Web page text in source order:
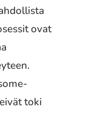
ovat
toki